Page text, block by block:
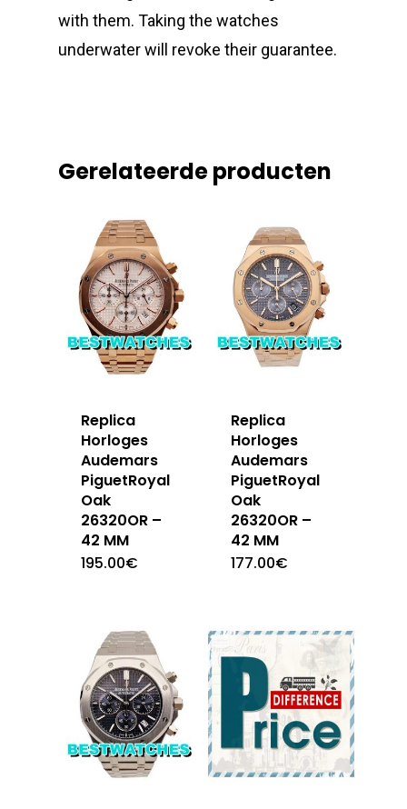
with them. Taking the watches
underwater will revoke their guarantee.
Gerelateerde producten
Replica
Horloges
Audemars
PiguetRoyal
Oak
26320OR –
42 MM
195.00€
Replica
Horloges
Audemars
PiguetRoyal
Oak
26320OR –
42 MM
177.00€